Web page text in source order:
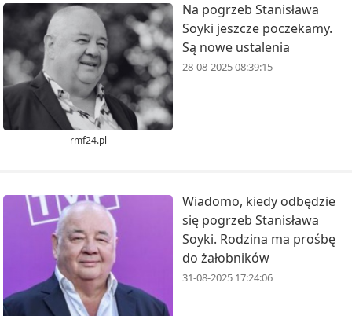
rmf24.pl
Na pogrzeb Stanisława
Soyki jeszcze poczekamy.
Są nowe ustalenia
28-08-2025 08:39:15
Wiadomo, kiedy odbędzie
się pogrzeb Stanisława
Soyki. Rodzina ma prośbę
do żałobników
31-08-2025 17:24:06